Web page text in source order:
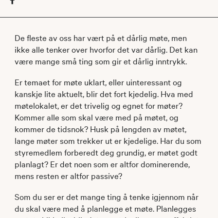
De fleste av oss har vært på et dårlig møte, men
ikke alle tenker over hvorfor det var dårlig. Det kan
være mange små ting som gir et dårlig inntrykk.
Er temaet for møte uklart, eller uinteressant og
kanskje lite aktuelt, blir det fort kjedelig. Hva med
møtelokalet, er det trivelig og egnet for møter?
Kommer alle som skal være med på møtet, og
kommer de tidsnok? Husk på lengden av møtet,
lange møter som trekker ut er kjedelige. Har du som
styremedlem forberedt deg grundig, er møtet godt
planlagt? Er det noen som er altfor dominerende,
mens resten er altfor passive?
Som du ser er det mange ting å tenke igjennom når
du skal være med å planlegge et møte. Planlegges